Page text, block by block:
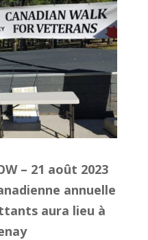
– 21 août 2023
annuelle
aura lieu à